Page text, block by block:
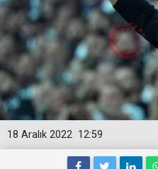
12:59
18 Aralık 2022